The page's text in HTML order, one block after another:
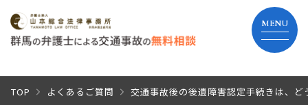
TOP
TOP よくあるご質問 交通事故後の後遺障害認定手続きは、